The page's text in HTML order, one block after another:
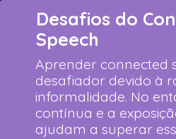
Desafios do
Speech
Aprender connected
desafiador devido à
informalidade. No
contínua e a
ajudam a superar